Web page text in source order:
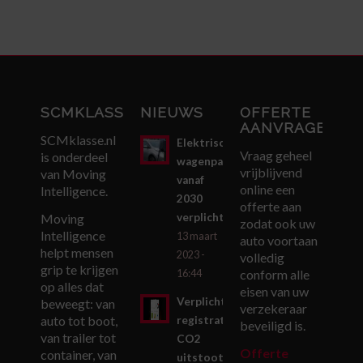
SCMKLASSE.NL
SCMklasse.nl
is onderdeel
van Moving
Intelligence.
Moving
Intelligence
helpt mensen
grip te krijgen
op alles dat
beweegt: van
auto tot boot,
van trailer tot
container, van
NIEUWS
Elektrisch
wagenpark
vanaf
2030
verplicht
13 maart
2023 -
16:44
Verplichte
registratie
CO2
uitstoot
OFFERTE
AANVRAGEN
Vraag geheel
vrijblijvend
online een
offerte aan
zodat ook uw
auto voortaan
volledig
conform alle
eisen van uw
verzekeraar
beveiligd is.
Offerte